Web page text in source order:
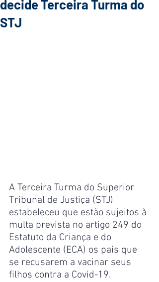
decide Terceira Turma do
STJ
A Terceira Turma do Superior
Tribunal de Justiça (STJ)
estabeleceu que estão sujeitos à
multa prevista no artigo 249 do
Estatuto da Criança e do
Adolescente (ECA) os pais que
se recusarem a vacinar seus
filhos contra a Covid-19.